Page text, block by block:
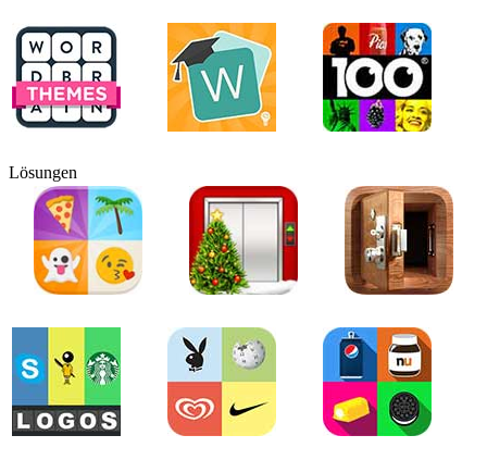
Lösungen